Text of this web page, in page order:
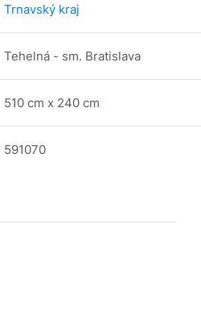
Trnavský kraj
Tehelná - sm. Bratislava
510 cm x 240 cm
591070